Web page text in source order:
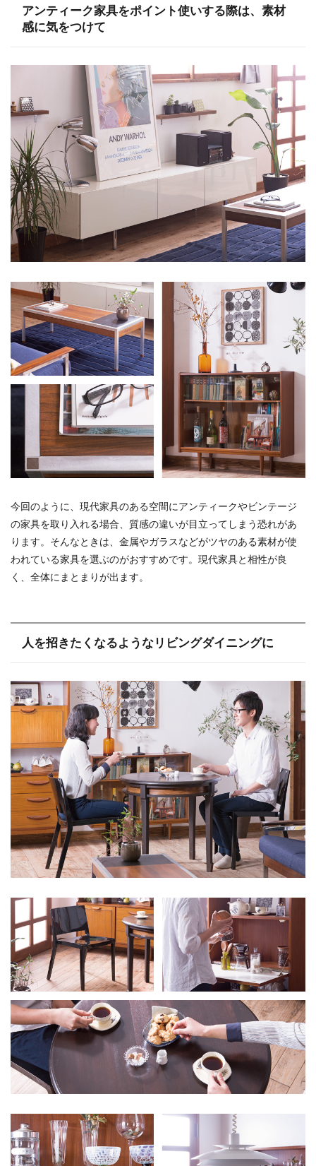
アンティーク家具をポイント使いする際は、素材
感に気をつけて
今回のように、現代家具のある空間にアンティークやビンテージ
の家具を取り入れる場合、質感の違いが目立ってしまう恐れがあ
ります。そんなときは、金属やガラスなどがツヤのある素材が使
われている家具を選ぶのがおすすめです。現代家具と相性が良
く、全体にまとまりが出ます。
人を招きたくなるようなリビングダイニングに